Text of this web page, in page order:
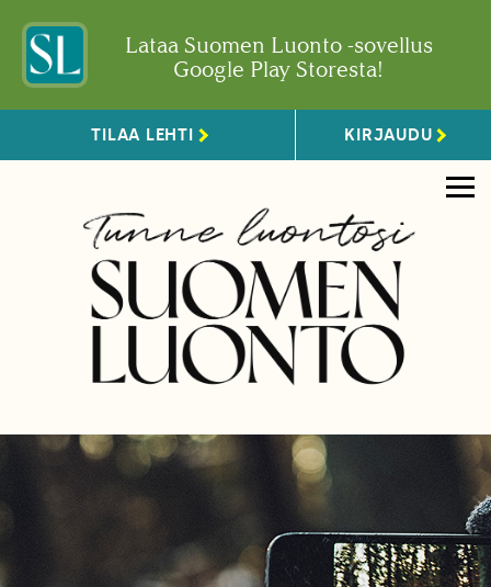
Lataa Suomen Luonto -sovellus
Google Play Storesta!
TILAA LEHTI KIRJAUDU